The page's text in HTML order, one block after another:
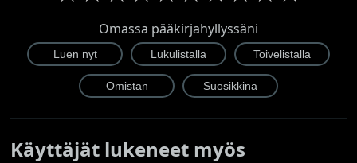
Omassa pääkirjahyllyssäni
Käyttäjät lukeneet myös